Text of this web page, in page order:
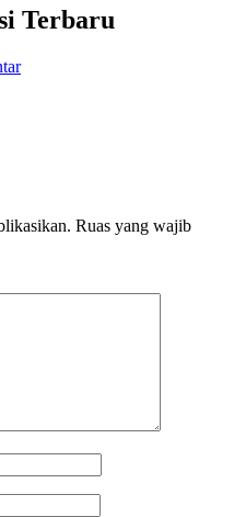
Terbaru
Ruas yang wajib